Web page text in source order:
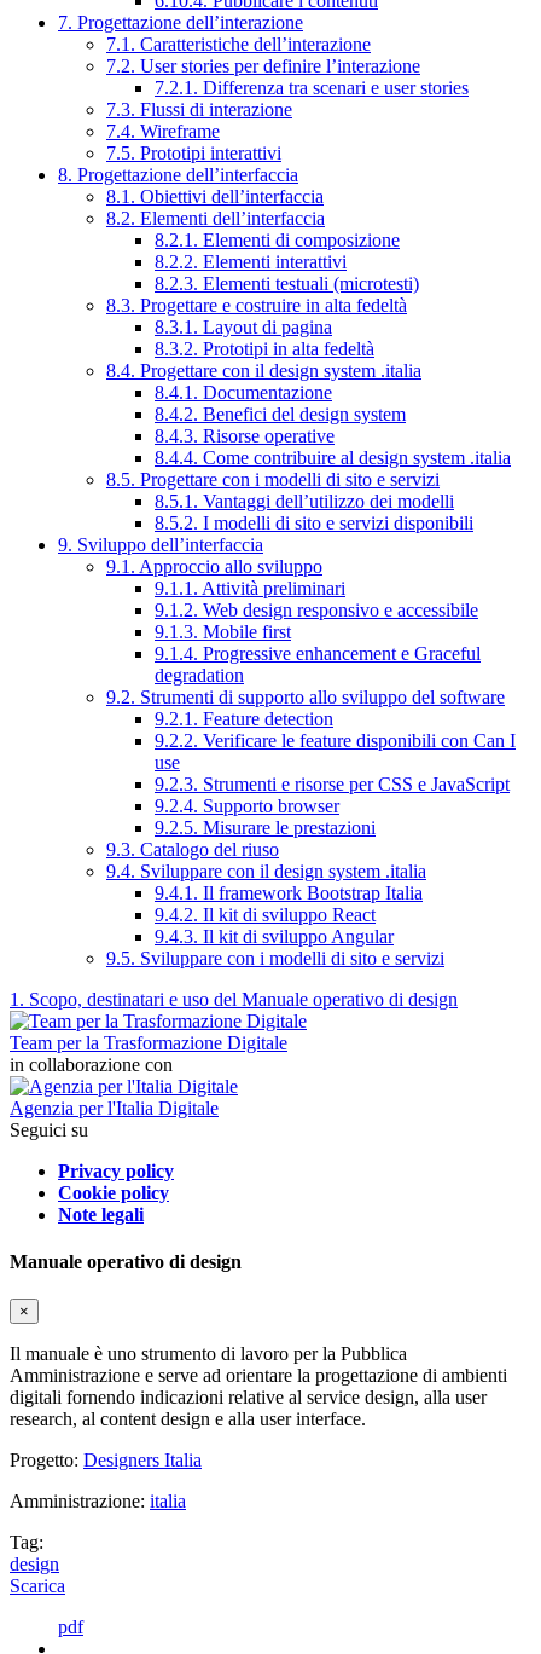
7. Progettazione dell’interazione
7.1. Caratteristiche dell’interazione
7.2. User stories per definire l’interazione
7.2.1. Differenza tra scenari e user stories
7.3. Flussi di interazione
7.4. Wireframe
7.5. Prototipi interattivi
8. Progettazione dell’interfaccia
8.1. Obiettivi dell’interfaccia
8.2. Elementi dell’interfaccia
8.2.1. Elementi di composizione
8.2.2. Elementi interattivi
8.2.3. Elementi testuali (microtesti)
8.3. Progettare e costruire in alta fedeltà
8.3.1. Layout di pagina
8.3.2. Prototipi in alta fedeltà
8.4. Progettare con il design system .italia
8.4.1. Documentazione
8.4.2. Benefici del design system
8.4.3. Risorse operative
8.4.4. Come contribuire al design system .italia
8.5. Progettare con i modelli di sito e servizi
8.5.1. Vantaggi dell’utilizzo dei modelli
8.5.2. I modelli di sito e servizi disponibili
9. Sviluppo dell’interfaccia
9.1. Approccio allo sviluppo
9.1.1. Attività preliminari
9.1.2. Web design responsivo e accessibile
9.1.3. Mobile first
9.1.4. Progressive enhancement e Graceful
degradation
9.2. Strumenti di supporto allo sviluppo del software
9.2.1. Feature detection
9.2.2. Verificare le feature disponibili con Can I
use
9.2.3. Strumenti e risorse per CSS e JavaScript
9.2.4. Supporto browser
9.2.5. Misurare le prestazioni
9.3. Catalogo del riuso
9.4. Sviluppare con il design system .italia
9.4.1. Il framework Bootstrap Italia
9.4.2. Il kit di sviluppo React
9.4.3. Il kit di sviluppo Angular
9.5. Sviluppare con i modelli di sito e servizi
1. Scopo, destinatari e uso del Manuale operativo di design
Team per la Trasformazione Digitale
in collaborazione con
Agenzia per l'Italia Digitale
Seguici su
Privacy policy
Cookie policy
Note legali
Manuale operativo di design
×
Il manuale è uno strumento di lavoro per la Pubblica
Amministrazione e serve ad orientare la progettazione di ambienti
digitali fornendo indicazioni relative al service design, alla user
research, al content design e alla user interface.
Progetto: Designers Italia
Amministrazione: italia
Tag:
design
Scarica
pdf